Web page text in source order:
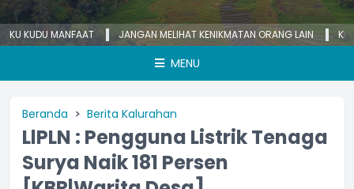
MANFAAT JANGAN MELIHAT KENIKMATAN ORANG LAIN
MENU
Beranda Berita Kalurahan
LlPLN : Pengguna Listrik Tenaga
Surya Naik 181 Persen